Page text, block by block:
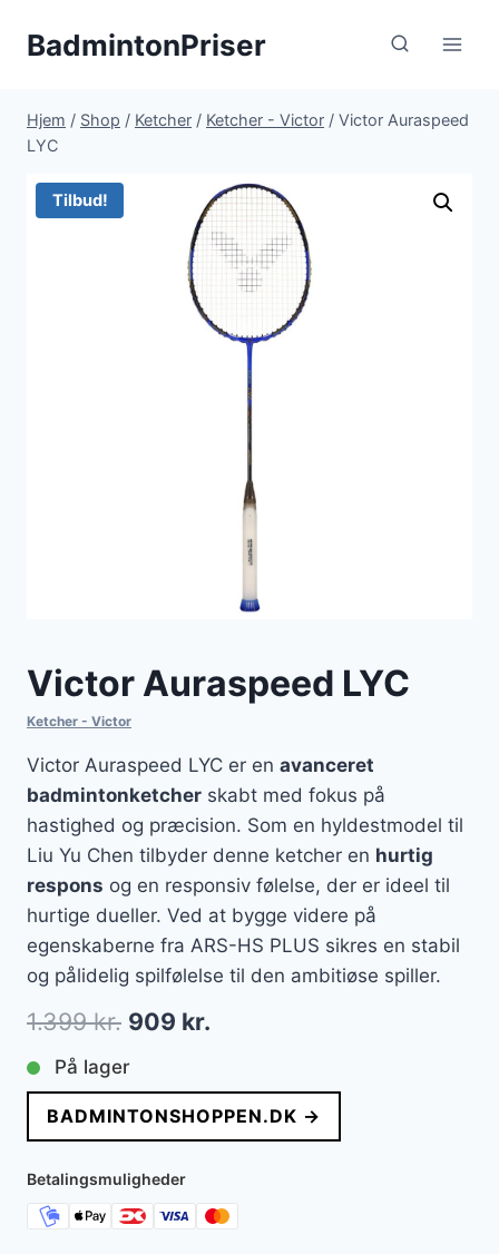
BadmintonPriser
Hjem / Shop / Ketcher / Ketcher - Victor / Victor Auraspeed
LYC
Tilbud!
Victor Auraspeed LYC
Ketcher - Victor
Victor Auraspeed LYC er en avanceret
badmintonketcher skabt med fokus på
hastighed og præcision. Som en hyldestmodel til
Liu Yu Chen tilbyder denne ketcher en hurtig
respons og en responsiv følelse, der er ideel til
hurtige dueller. Ved at bygge videre på
egenskaberne fra ARS-HS PLUS sikres en stabil
og pålidelig spilfølelse til den ambitiøse spiller.
1.399kr. Den
oprindelige
pris
var:
1.399 kr..
909 kr.
pris
er:
På lager
BADMINTONSHOPPEN.DK →
Betalingsmuligheder